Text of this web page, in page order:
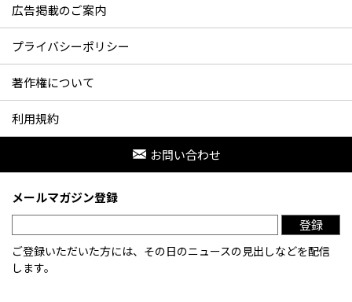
広告掲載のご案内
プライバシーポリシー
著作権について
利用規約
お問い合わせ
メールマガジン登録
登録
ご登録いただいた方には、その日のニュースの見出しなどを配信
します。